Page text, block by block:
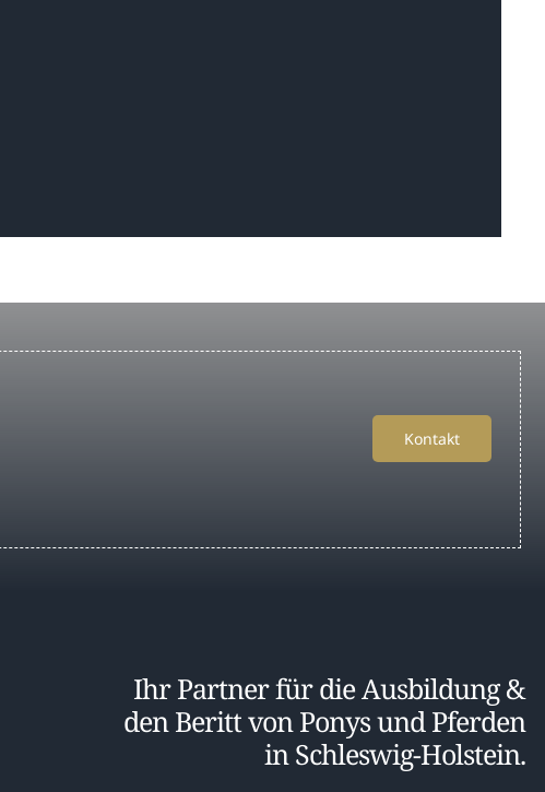
Kontakt
Ihr Partner für die Ausbildung &
den Beritt von Ponys und Pferden
in Schleswig-Holstein.